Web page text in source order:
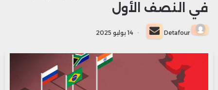
في النصف الأول
Detafour
أرسل
بريدا
إلكترونيا
14 يوليو 2025